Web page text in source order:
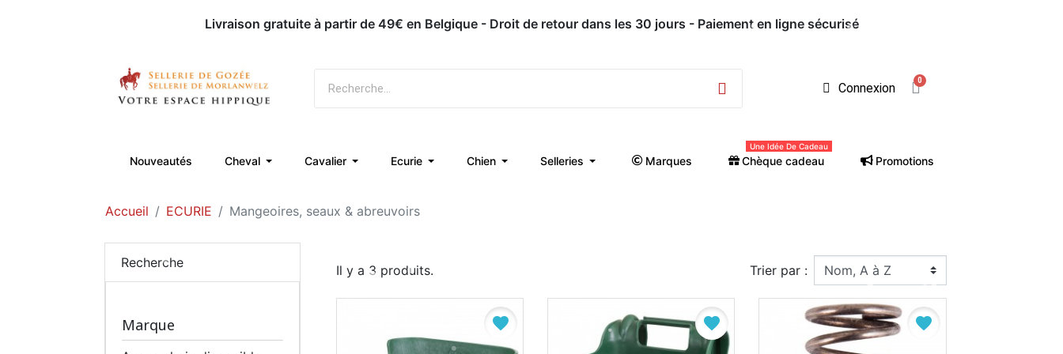
Appelez-nous : 071 / 51 62 63
Connexion
Nouveautés Cheval Cavalier Ecurie Chien Selleries Marques Chèque cadeau
Une Idée De Cadeau
Promotions
Accueil ECURIE Mangeoires, seaux & abreuvoirs
Recherche
Marque
Il y a 3 produits. Trier par :
favorite favorite favorite